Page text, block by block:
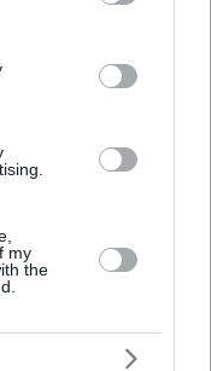
third-party tags to
in below Google
my
the